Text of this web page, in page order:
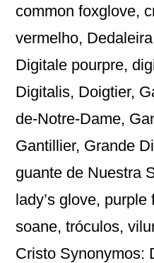
common foxglove,
vermelho,
Digitale pourpre,
Digitalis, Doigtier,
de-Notre-Dame,
Gantillier, Grande
guante de Nuestra
lady’s glove,
soane, tróculos,
Cristo Synonymos: